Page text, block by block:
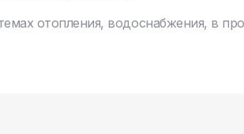
отопления, водоснабжения, в